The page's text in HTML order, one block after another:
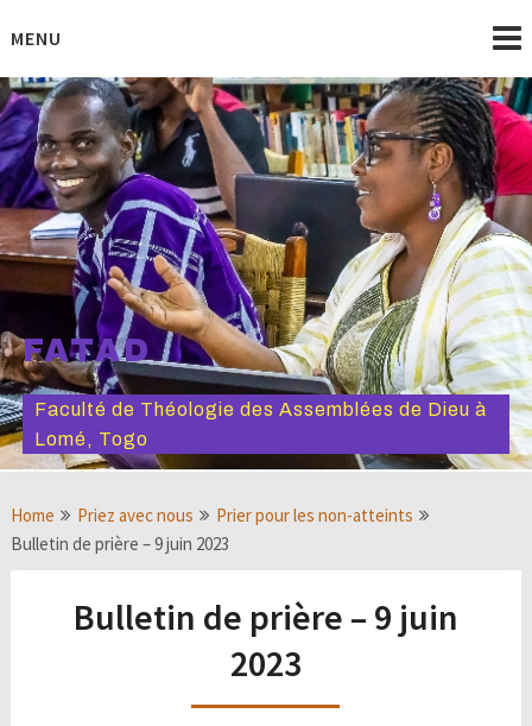
toMENU
FATAD
Faculté de Théologie des Assemblées de Dieu à
Lomé, Togo
Home Priez avec nous
Prier pour les non-atteints
Bulletin de prière – 9 juin 2023
Bulletin de prière – 9 juin
2023